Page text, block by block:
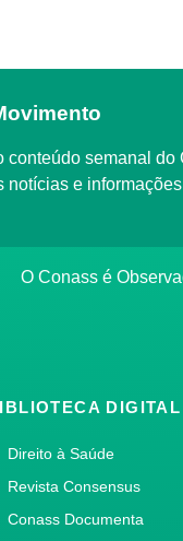
notícias e
O Conass é
DIGITAL
Direito à Saúde
Revista Consensus
Conass Documenta